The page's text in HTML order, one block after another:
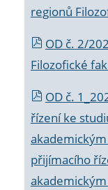
regionů
OD č. 2/
Filozofické
OD č.
řízení ke
přijímacího